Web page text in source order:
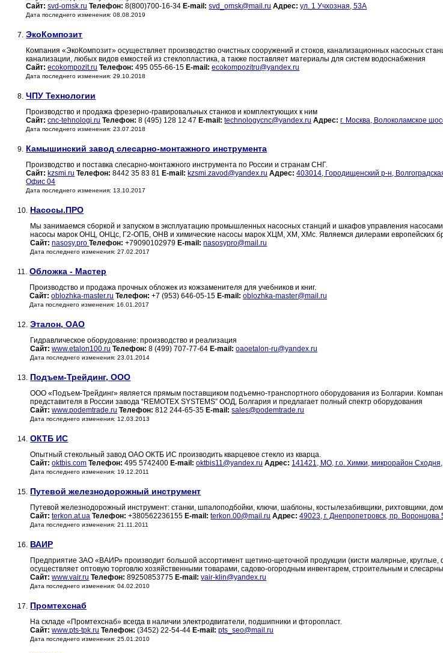
Сайт: svd-omsk.ru Телефон: 8(800)700-16-34 E-mail: svd_omsk@mail.ru Адрес: ул. 1 Учхозная, 53А
Дата последнего изменения: 08.08.2019
7. ЭкоКомпозит
Компания «ЭкоКомпозит» осуществляет производство очистных сооружений и стоков, канализационных насосных
канализации, любых видов емкостей из стеклопластика, а также поставляет материалы для систем водоснабжения
Сайт: ecokompozit.ru Телефон: 495 055-66-15 E-mail: ecokompozitru@yandex.ru
Дата последнего изменения: 29.10.2018
8. ЧПУ Технологии
Производство и продажа фрезерно-гравировальных станков и комплектующих к ним
Сайт: cnc-tehnologi.ru Телефон: 8 (495) 128 12 47 E-mail: technologycnc@yandex.ru Адрес: г. Москва, Волоколамское
Дата последнего изменения: 23.07.2018
9. Камышинский завод слесарно-монтажного инструмента
Производство и поставка слесарно-монтажного инструмента по России и странам СНГ.
Сайт: kzsmi.ru Телефон: 8442 35 83 81 E-mail: kzsmi.zavod@yandex.ru Адрес: 403014, Городищенский р-н,
Офис 04
Дата последнего изменения: 13.10.2017
10. Насосы.ПРО
Мы занимаемся сборкой и запуском в эксплуатацию промышленных насосных станций и шкафов управления
насосы марок ОНЦ, ОНЦс, Г2-ОПБ, ОНВ и химические насосы марок ХЦМ, ХМ, ХМс. Являемся дилерами европейских
Сайт: nasosy.proТелефон: +79090102979 E-mail: nasosypro@mail.ru
Дата последнего изменения: 27.02.2017
11. Обложка - Мастер
Производство и продажа прочных обложек из кожзаменителя для учебников и книг.
Сайт: oblozhka-master.ru Телефон: +7 (953) 646-05-15 E-mail: oblozhka-master@mail.ru
Дата последнего изменения: 16.01.2017
12. Эталон, ОАО
Гидравлическое оборудование: производство и реализация
Сайт: www.etalon100.ru Телефон: 8 (499) 707-77-64 E-mail: oaoetalon-ru@yandex.ru
Дата последнего изменения: 23.01.2014
13. Подъем-Трейдинг, ООО
ООО «Подъем-Трейдинг» является прямым поставщиком подъемно-транспортного оборудования из Болгарии.
представителя в России завода “REMOTEX SYSTEMS” ООД, Болгария и предлагает полный спектр оборудования
Сайт: www.podemtrade.ru Телефон: 812 244-65-35 E-mail: sales@podemtrade.ru
Дата последнего изменения: 12.03.2013
14. ОКТБ ИС
Опытный стекольный завод ОАО ОКТБ ИС производить кварцевое стекло из кварца.
Сайт: oktbis.com Телефон: 495 5742400 E-mail: oktbis11@yandex.ru Адрес: 141421, МО, г.о. Химки, микрорайон
Дата последнего изменения: 19.12.2011
15. Путевой железнодорожный инструмент
Путевой железнодорожный инструмент: станки, шпалоподбойки, ключи, шаблоны, костылезабивщики, рихтовщики,
Сайт: terkon.at.ua Телефон: +380562236155 E-mail: terkon.00@mail.ru Адрес: 49023, г. Днепропетровск, пр. Воронцова
Дата последнего изменения: 21.11.2011
16. ВАИР
Предприятие ЗАО «ВАИР» производит большой ассортимент щетино-щеточной продукции (кисти малярные,
осуществляет оптовую торговлю хозяйственными товарами, садово-огородным инвентарем, строительным и
Сайт: www.vair.ru Телефон: 89250853775 E-mail: vair-klin@yandex.ru
Дата последнего изменения: 04.02.2010
17. Промтехснаб
На складе «Промтехснаб» всегда в наличии электродвигатели, подшипники и фторопласт.
Сайт: www.pts-tpk.ru Телефон: (3452) 22-54-44 E-mail: pts_seo@mail.ru
Дата последнего изменения: 25.01.2010